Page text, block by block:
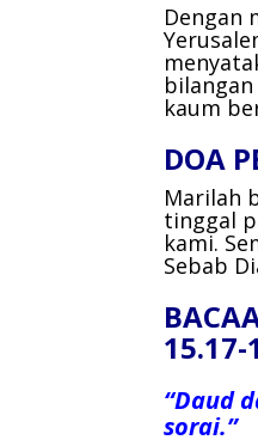
Dengan
kaum
DOA
Marilah
tinggal
kami.
Sebab
15.17-
“Daud
sorai.”